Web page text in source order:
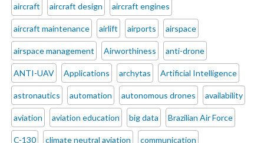
aircraft aircraft design aircraft engines
aircraft maintenance airlift airports airspace
airspace management Airworthiness anti-drone
ANTI-UAV Applications archytas Artificial Intelligence
astronautics automation autonomous drones availability
aviation aviation education big data Brazilian Air Force
C-130 climate neutral aviation communication